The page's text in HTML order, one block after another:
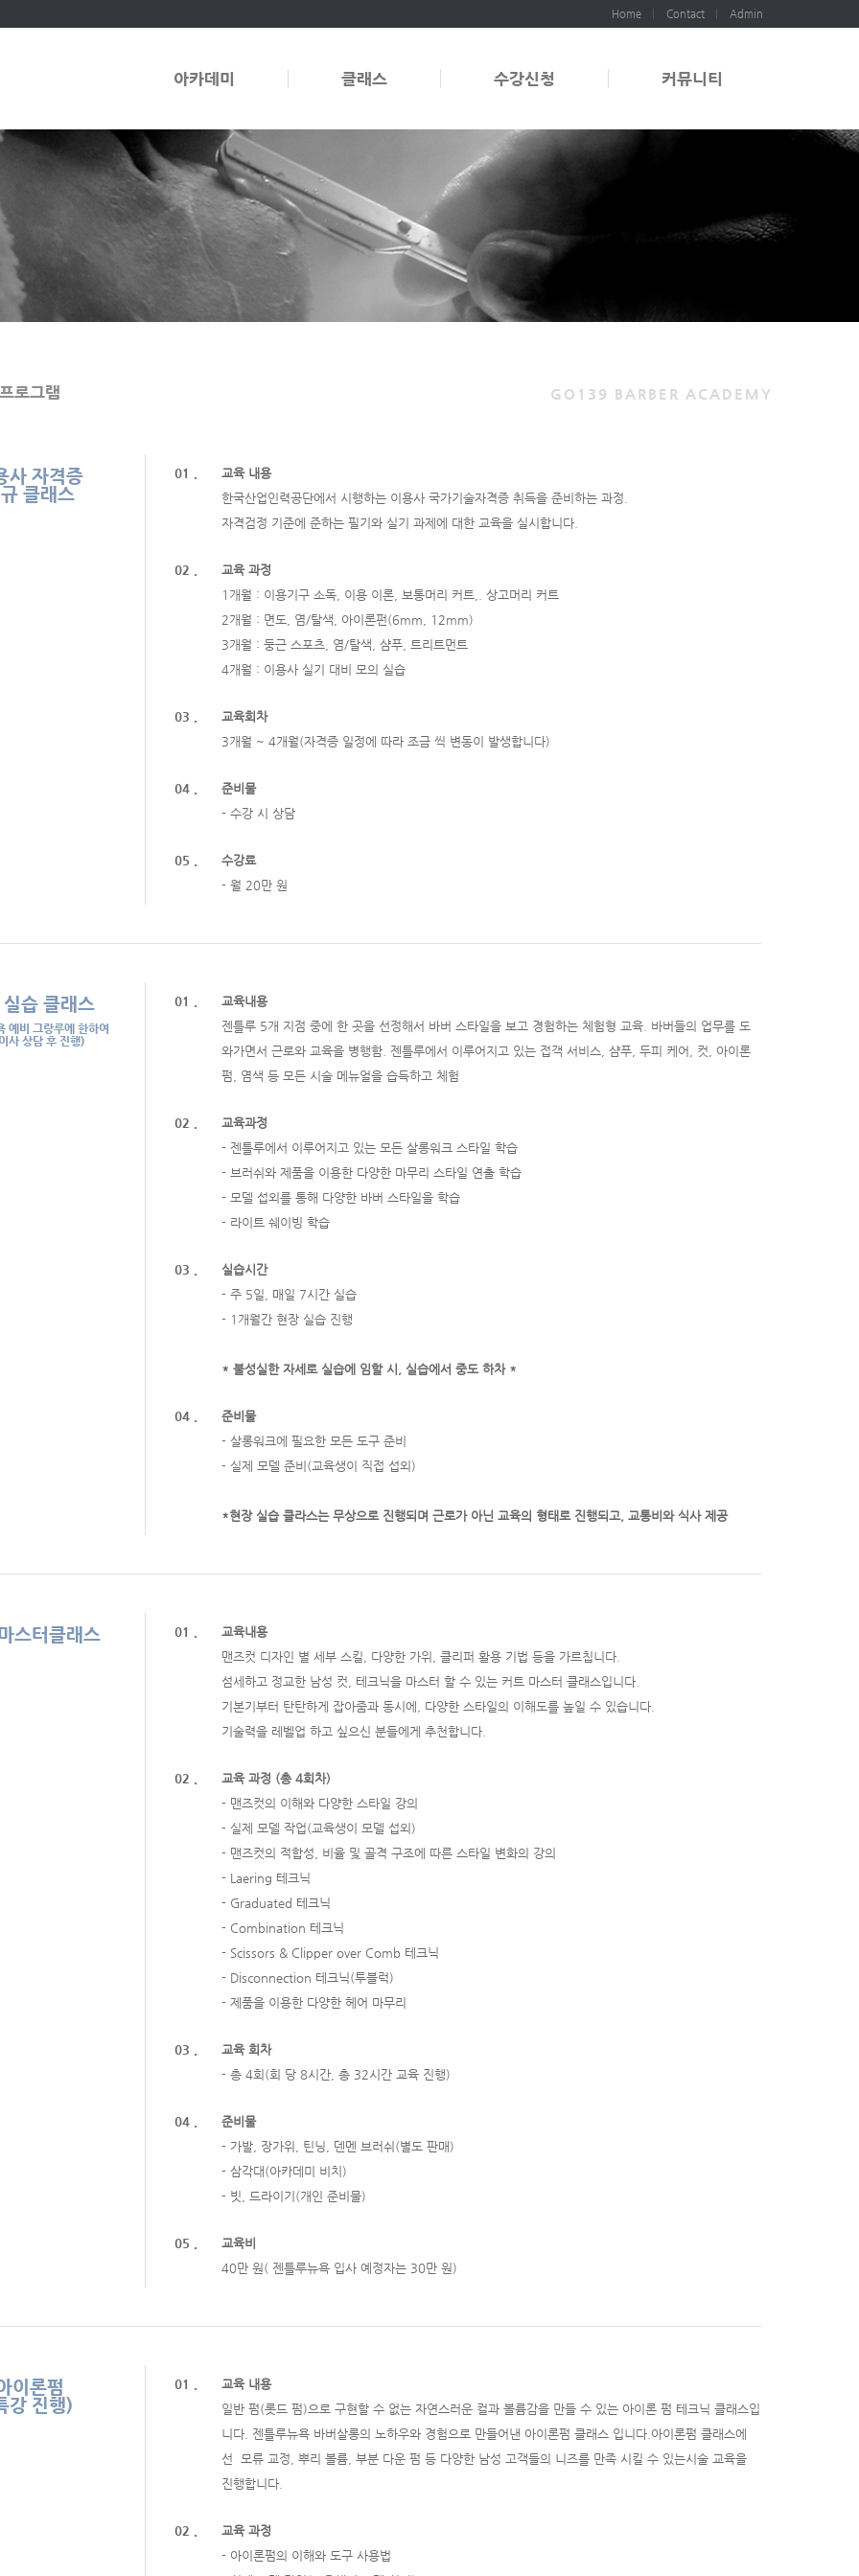
Home Contact Admin
아카데미 클래스 수강신청 커뮤니티
로그램 GO139 BARBER ACADEMY
사 자격증
클래스
01 .
교육 내용
한국산업인력공단에서 시행하는 이용사 국가기술자격증 취득을 준비하는 과정.
자격검정 기준에 준하는 필기와 실기 과제에 대한 교육을 실시합니다.
02 .
교육 과정
1개월 : 이용기구 소독, 이용 이론, 보통머리 커트,. 상고머리 커트
2개월 : 면도, 염/탈색, 아이론펀(6mm, 12mm)
3개월 : 둥근 스포츠, 염/탈색, 샴푸, 트리트먼트
4개월 : 이용사 실기 대비 모의 실습
03 .
교육회차
3개월 ~ 4개월(자격증 일정에 따라 조금 씩 변동이 발생합니다)
04 .
준비물
- 수강 시 상담
05 .
수강료
- 월 20만 원
습 클래스
예비 그랑루에 한하여
사 상담 후 진행)
01 .
교육내용
젠틀루 5개 지점 중에 한 곳을 선정해서 바버 스타일을 보고 경험하는 체험형 교육. 바버들의 업무를 도
와가면서 근로와 교육을 병행함. 젠틀루에서 이루어지고 있는 접객 서비스, 샴푸, 두피 케어, 컷, 아이론
펌, 염색 등 모든 시술 메뉴얼을 습득하고 체험
02 .
교육과정
- 젠틀루에서 이루어지고 있는 모든 살롱워크 스타일 학습
- 브러쉬와 제품을 이용한 다양한 마무리 스타일 연출 학습
- 모델 섭외를 통해 다양한 바버 스타일을 학습
- 라이트 쉐이빙 학습
03 .
실습시간
- 주 5일, 매일 7시간 실습
- 1개월간 현장 실습 진행
* 불성실한 자세로 실습에 임할 시, 실습에서 중도 하차 *
04 .
준비물
- 살롱워크에 필요한 모든 도구 준비
- 실제 모델 준비(교육생이 직접 섭외)
*현장 실습 클라스는 무상으로 진행되며 근로가 아닌 교육의 형태로 진행되고, 교통비와 식사 제공
스터클래스 01 .
교육내용
맨즈컷 디자인 별 세부 스킬, 다양한 가위, 클리퍼 활용 기법 등을 가르칩니다.
섬세하고 정교한 남성 컷, 테크닉을 마스터 할 수 있는 커트 마스터 클래스입니다.
기본기부터 탄탄하게 잡아줌과 동시에, 다양한 스타일의 이해도를 높일 수 있습니다.
기술력을 레벨업 하고 싶으신 분들에게 추천합니다.
02 .
교육 과정 (총 4회차)
- 맨즈컷의 이해와 다양한 스타일 강의
- 실제 모델 작업(교육생이 모델 섭외)
- 맨즈컷의 적합성, 비율 및 골격 구조에 따른 스타일 변화의 강의
- Laering 테크닉
- Graduated 테크닉
- Combination 테크닉
- Scissors & Clipper over Comb 테크닉
- Disconnection 테크닉(투블럭)
- 제품을 이용한 다양한 헤어 마무리
03 .
교육 회차
- 총 4회(회 당 8시간, 총 32시간 교육 진행)
04 .
준비물
- 가발, 장가위, 틴닝, 덴멘 브러쉬(별도 판매)
- 삼각대(아카데미 비치)
- 빗, 드라이기(개인 준비물)
05 .
교육비
40만 원( 젠틀루뉴욕 입사 예정자는 30만 원)
이론펌
강 진행)
01 .
교육 내용
일반 펌(롯드 펌)으로 구현할 수 없는 자연스러운 컬과 볼륨감을 만들 수 있는 아이론 펌 테크닉 클래스입
니다. 젠틀루뉴욕 바버살롱의 노하우와 경험으로 만들어낸 아이론펌 클래스 입니다.아이론펌 클래스에
선 모류 교정, 뿌리 볼륨, 부분 다운 펌 등 다양한 남성 고객들의 니즈를 만족 시킬 수 있는시술 교육을
진행합니다.
02 .
교육 과정
- 아이론펌의 이해와 도구 사용법